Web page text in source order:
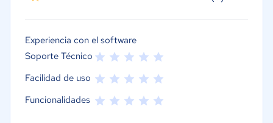
Experiencia con el software
Soporte Técnico
Facilidad de uso
Funcionalidades